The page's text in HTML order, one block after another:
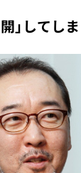
」してし